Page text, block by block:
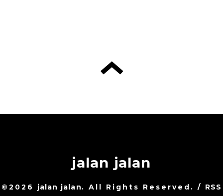
jalan jalan
©2026 jalan jalan. All Rights Reserved. / RSS